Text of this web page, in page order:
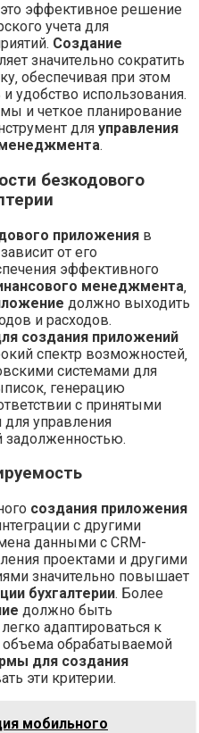
эффективное решение
учета для
Создание
значительно сократить
обеспечивая при этом
удобство использования.
и четкое планирование
для управления
.
безкодового
приложения в
от его
эффективного
менеджмента
должно выходить
и расходов.
создания приложений
спектр возможностей‚
системами для
генерацию
с принятыми
для управления
задолженностью.
создания приложения
с другими
данными с CRM-
проектами и другими
значительно повышает
бухгалтерии. Более
должно быть
адаптироваться к
объема обрабатываемой
для создания
эти критерии.
мобильного